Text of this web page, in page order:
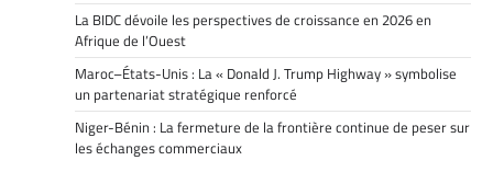
La BIDC dévoile les perspectives de croissance en 2026 en
Afrique de l’Ouest
Maroc–États-Unis : La « Donald J. Trump Highway » symbolise
un partenariat stratégique renforcé
Niger-Bénin : La fermeture de la frontière continue de peser sur
les échanges commerciaux